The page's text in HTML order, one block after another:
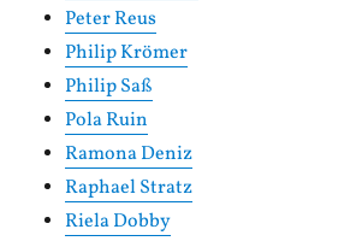
Peter Reus
Philip Krömer
Philip Saß
Pola Ruin
Ramona Deniz
Raphael Stratz
Riela Dobby